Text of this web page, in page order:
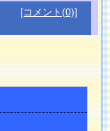
[コメント(0)]